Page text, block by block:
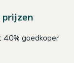
prijzen
40% goedkoper